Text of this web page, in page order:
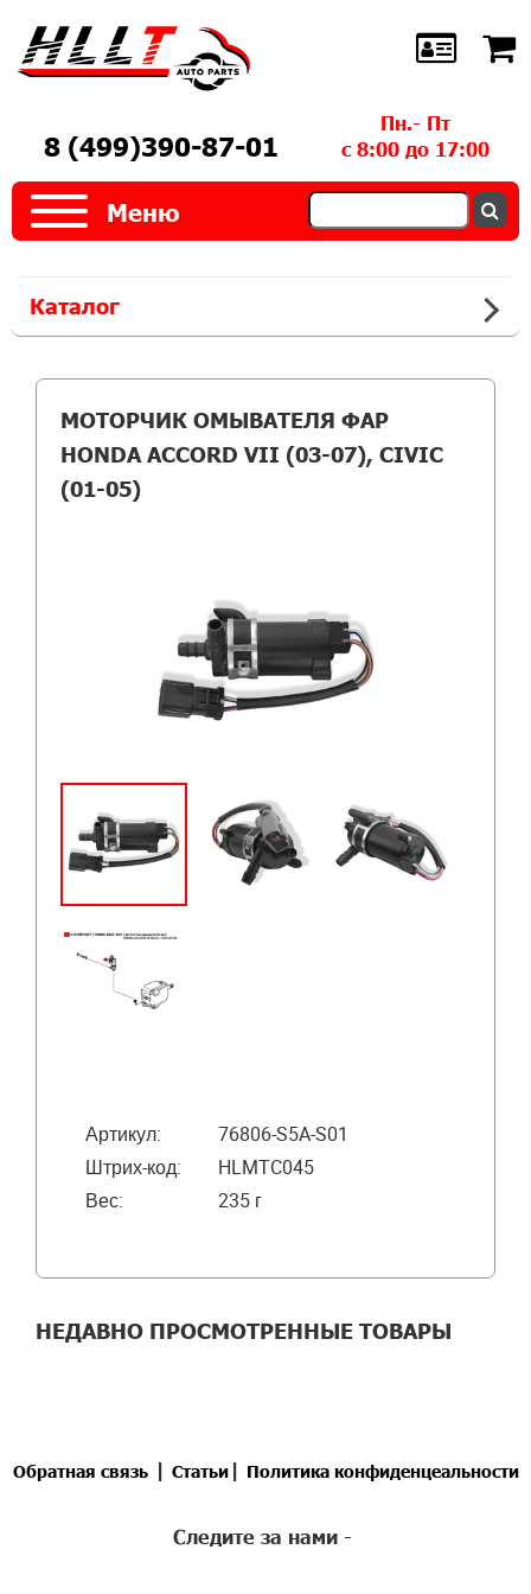
8 (499)390-87-01
Пн.- Пт
с 8:00 до 17:00
Меню
Каталог
МОТОРЧИК ОМЫВАТЕЛЯ ФАР
HONDA ACCORD VII (03-07), CIVIC
(01-05)
Артикул:
76806-S5A-S01
Штрих-код:
HLMTC045
Вес:
235 г
НЕДАВНО ПРОСМОТРЕННЫЕ ТОВАРЫ
Обратная связь| Статьи| Политика конфиденцеальности
Следите за нами -